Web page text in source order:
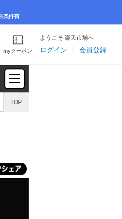
myクーポン
ようこそ 楽天市場へ
ログイン 会員登録
TOP